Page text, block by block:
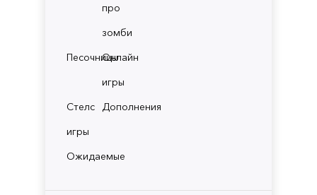
про
зомби
ПесочницыОнлайн
игры
Стелс
игры
Дополнения
Ожидаемые